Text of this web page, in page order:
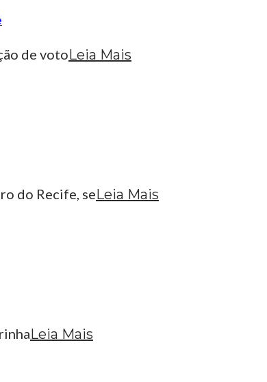
de votoLeia Mais
do Recife, seLeia Mais
Leia Mais